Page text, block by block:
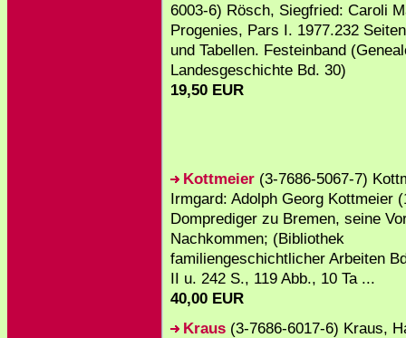
6003-6) Rösch, Siegfried: Caroli
Progenies, Pars I. 1977.232
und Tabellen. Festeinband
Landesgeschichte Bd. 30)
19,50 EUR
Kottmeier (3-7686-5067-7)
Irmgard: Adolph Georg Kottmeier
Domprediger zu Bremen, seine
Nachkommen; (Bibliothek
familiengeschichtlicher Arbeiten
II u. 242 S., 119 Abb., 10 Ta ...
40,00 EUR
Kraus (3-7686-6017-6) Kraus,